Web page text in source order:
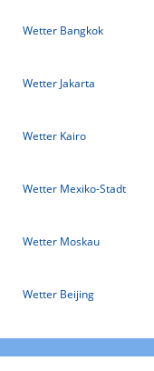
Wetter Bangkok
Wetter Jakarta
Wetter Kairo
Wetter Mexiko-Stadt
Wetter Moskau
Wetter Beijing